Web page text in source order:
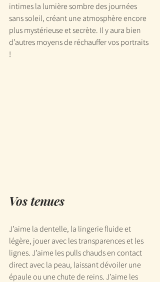
intimes la lumière sombre des journées
sans soleil, créant une atmosphère encore
plus mystérieuse et secrète. Il y aura bien
d’autres moyens de réchauffer vos portraits
!
Vos tenues
J’aime la dentelle, la lingerie fluide et
légère, jouer avec les transparences et les
lignes. J’aime les pulls chauds en contact
direct avec la peau, laissant dévoiler une
épaule ou une chute de reins. J’aime les